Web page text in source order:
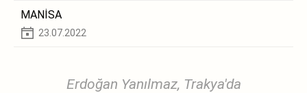
MANİSA
23.07.2022
Erdoğan Yanılmaz, Trakya'da